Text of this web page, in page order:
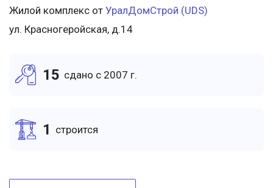
Жилой комплекс от УралДомСтрой (UDS)
ул. Красногеройская, д.14
15 cдано c 2007 г.
1 cтроится